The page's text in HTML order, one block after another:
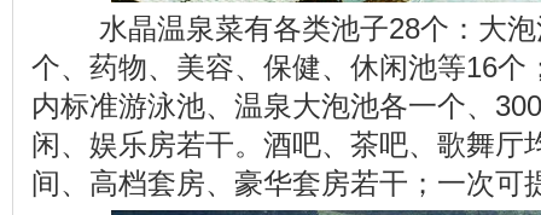
水晶温泉菜有各类池子28个：大
个、药物、美容、保健、休闲池等16个
内标准游泳池、温泉大泡池各一个、
闲、娱乐房若干。酒吧、茶吧、歌舞厅
间、高档套房、豪华套房若干；一次可